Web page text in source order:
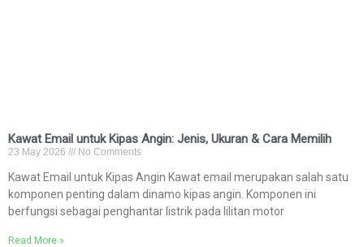
Kawat Email untuk Kipas Angin: Jenis, Ukuran & Cara Memilih
23 May 2026 No Comments
Kawat Email untuk Kipas Angin Kawat email merupakan salah satu
komponen penting dalam dinamo kipas angin. Komponen ini
berfungsi sebagai penghantar listrik pada lilitan motor
Read More »